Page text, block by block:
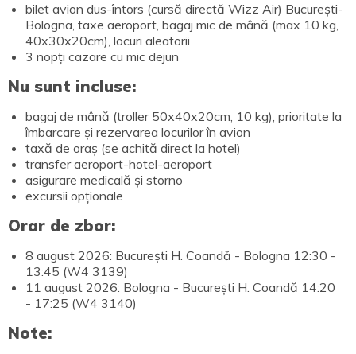
bilet avion dus-întors (cursă directă Wizz Air) București-
Bologna, taxe aeroport, bagaj mic de mână (max 10 kg,
40x30x20cm), locuri aleatorii
3 nopți cazare cu mic dejun
Nu sunt incluse:
bagaj de mână (troller 50x40x20cm, 10 kg), prioritate la
îmbarcare și rezervarea locurilor în avion
taxă de oraș (se achită direct la hotel)
transfer aeroport-hotel-aeroport
asigurare medicală și storno
excursii opționale
Orar de zbor:
8 august 2026: București H. Coandă - Bologna 12:30 -
13:45 (W4 3139)
11 august 2026: Bologna - București H. Coandă 14:20
- 17:25 (W4 3140)
Note: